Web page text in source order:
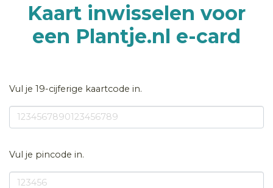
Kaart inwisselen voor
een Plantje.nl e-card
Vul je 19-cijferige kaartcode in.
Vul je pincode in.